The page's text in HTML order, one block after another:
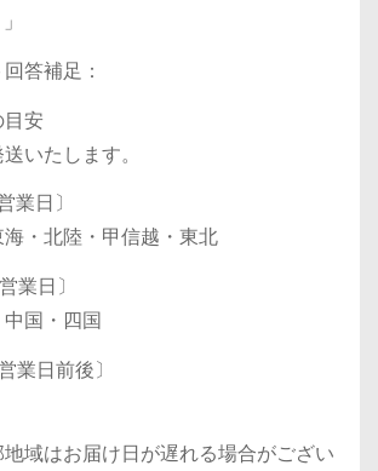
答補足：
安
いたします。
業日〕
・北陸・甲信越・東北
業日〕
国・四国
業日前後〕
域はお届け日が遅れる場合がござい